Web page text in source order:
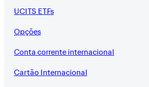
UCITS ETFs
Opções
Conta corrente internacional
Cartão Internacional